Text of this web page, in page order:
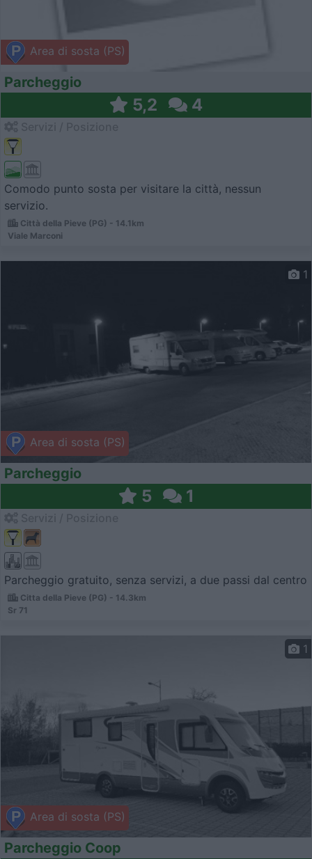
Area di sosta (PS)
Parcheggio
5,2 4
Comodo punto sosta per visitare la città, nessun
servizio.
Città della Pieve (PG) - 14.1km
Viale Marconi
Area di sosta (PS)
1
Parcheggio
5 1
Parcheggio gratuito, senza servizi, a due passi dal centro
Citta della Pieve (PG) - 14.3km
Sr 71
Area di sosta (PS)
1
Parcheggio Coop